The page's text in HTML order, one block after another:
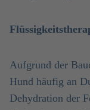
Aufgrund der
Hund häufig an
Dehydration der